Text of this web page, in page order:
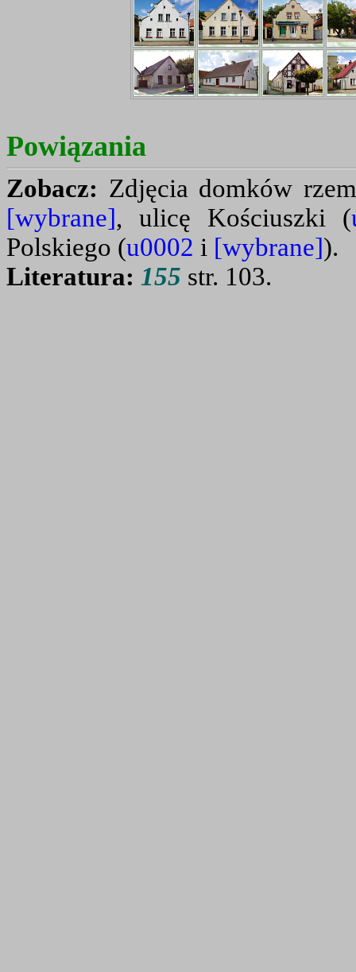
Powiązania
Zobacz: Zdjęcia domków
[wybrane], ulicę Kościuszki (
Polskiego (u0002 i [wybrane]).
Literatura: 155 str. 103.